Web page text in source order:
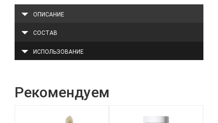
ОПИСАНИЕ
СОСТАВ
ИСПОЛЬЗОВАНИЕ
Рекомендуем